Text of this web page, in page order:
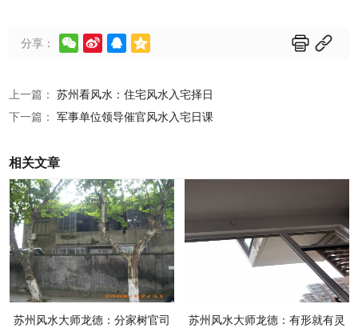
分享：      
上一篇：苏州看风水：住宅风水入宅择日
下一篇：军事单位领导催官风水入宅日课
相关文章
苏州风水大师龙德：分家树官司
苏州风水大师龙德：有形就有灵